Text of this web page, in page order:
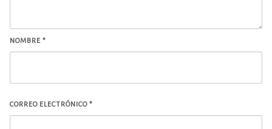
NOMBRE *
CORREO ELECTRÓNICO *